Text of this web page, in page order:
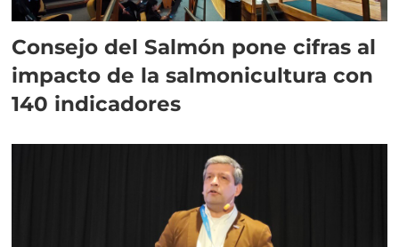
Consejo del Salmón pone cifras al
impacto de la salmonicultura con
140 indicadores